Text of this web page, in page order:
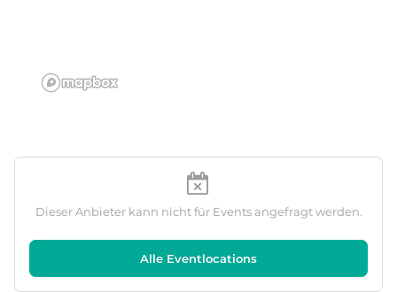
Dieser Anbieter kann nicht für Events angefragt werden.
Alle Eventlocations